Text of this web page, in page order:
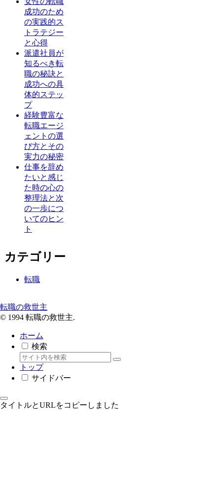
成功のため
の実践的ス
トラテジー
と心得
派遣社員が
知るべき転
職の秘訣と
成功への具
体的ステッ
プ
経験豊富な
転職エージ
ェントの選
び方とその
実力の秘密
仕事を辞め
たいと感じ
た時の心の
整理法と次
の一歩につ
いてのヒン
ト
カテゴリー
転職
転職の救世主
© 1994 転職の救世主.
ホーム
検索
トップ
サイドバー
タイトルとURLをコピーしました